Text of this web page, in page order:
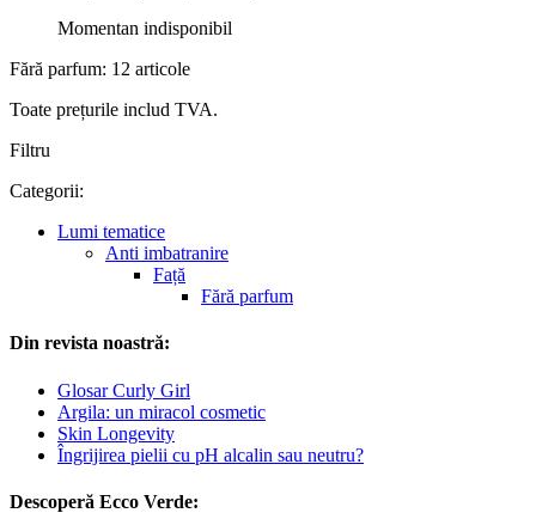
Momentan indisponibil
Fără parfum: 12 articole
Toate prețurile includ TVA.
Filtru
Categorii:
Lumi tematice
Anti imbatranire
Față
Fără parfum
Din revista noastră:
Glosar Curly Girl
Argila: un miracol cosmetic
Skin Longevity
Îngrijirea pielii cu pH alcalin sau neutru?
Descoperă Ecco Verde: